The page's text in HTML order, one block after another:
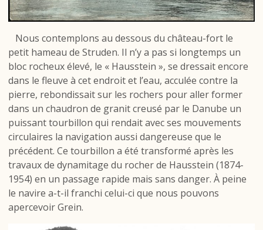
Nous contemplons au dessous du château-fort le
petit hameau de Struden. Il n’y a pas si longtemps un
bloc rocheux élevé, le « Hausstein », se dressait encore
dans le fleuve à cet endroit et l’eau, acculée contre la
pierre, rebondissait sur les rochers pour aller former
dans un chaudron de granit creusé par le Danube un
puissant tourbillon qui rendait avec ses mouvements
circulaires la navigation aussi dangereuse que le
précédent. Ce tourbillon a été transformé après les
travaux de dynamitage du rocher de Hausstein (1874-
1954) en un passage rapide mais sans danger. À peine
le navire a-t-il franchi celui-ci que nous pouvons
apercevoir Grein.